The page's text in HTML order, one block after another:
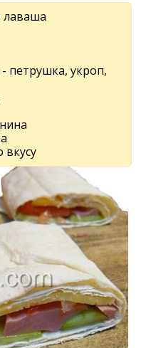
лаваша
петрушка, укроп,